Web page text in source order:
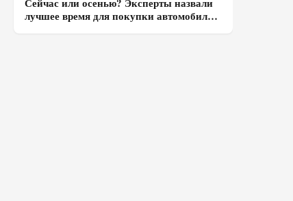
лучшее время для покупки автомобиля в